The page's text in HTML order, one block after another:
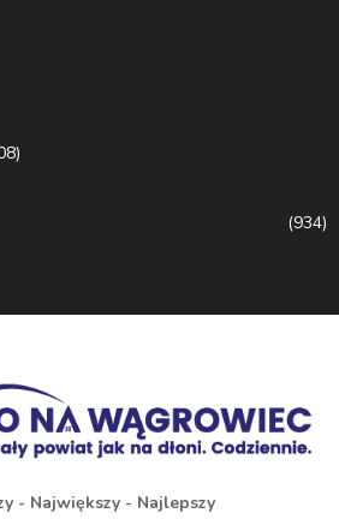
(934)
- Największy - Najlepszy